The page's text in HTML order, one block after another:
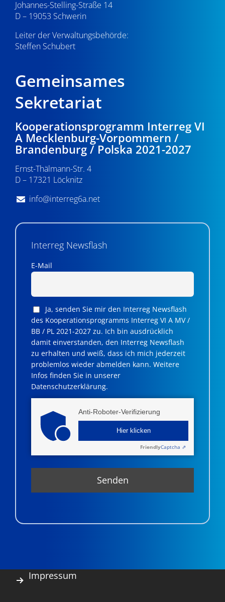
Johannes-Stelling-Straße 14
D – 19053 Schwerin
Leiter der Verwaltungsbehörde:
Steffen Schubert
Gemeinsames
Sekretariat
Kooperationsprogramm Interreg VI
A Mecklenburg-Vorpommern /
Brandenburg / Polska 2021-2027
Ernst-Thälmann-Str. 4
D – 17321 Löcknitz
info@interreg6a.net
Interreg Newsflash
E-Mail
Ja, senden Sie mir den Interreg Newsflash
des Kooperationsprogramms Interreg VI A MV /
BB / PL 2021-2027 zu. Ich bin ausdrücklich
damit einverstanden, den Interreg Newsflash
zu erhalten und weiß, dass ich mich jederzeit
problemlos wieder abmelden kann. Weitere
Infos finden Sie in unserer
Datenschutzerklärung.
Anti-Roboter-Verifizierung
Hier klicken
FriendlyCaptcha ⇗
Impressum